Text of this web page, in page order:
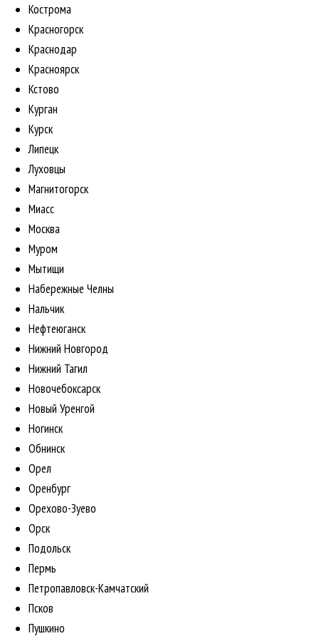
Кострома
Красногорск
Краснодар
Красноярск
Кстово
Курган
Курск
Липецк
Луховцы
Магнитогорск
Миасс
Москва
Муром
Мытищи
Набережные Челны
Нальчик
Нефтеюганск
Нижний Новгород
Нижний Тагил
Новочебоксарск
Новый Уренгой
Ногинск
Обнинск
Орел
Оренбург
Орехово-Зуево
Орск
Подольск
Пермь
Петропавловск-Камчатский
Псков
Пушкино